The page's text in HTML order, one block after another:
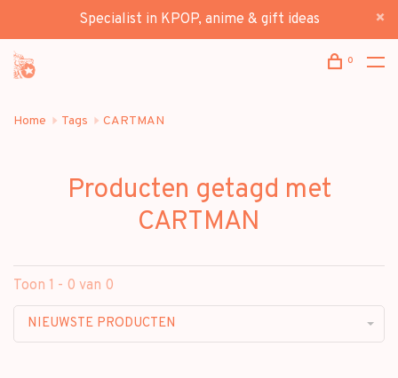
Specialist in KPOP, anime & gift ideas
0
Home Tags CARTMAN
Producten getagd met
CARTMAN
Toon 1 - 0 van 0
NIEUWSTE PRODUCTEN